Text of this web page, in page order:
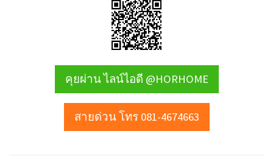
คุยผ่าน ไลน์ไอดี @HORHOME
สายด่วน โทร 081-4674663